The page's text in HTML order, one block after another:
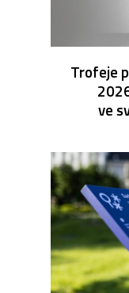
Trofeje
ve